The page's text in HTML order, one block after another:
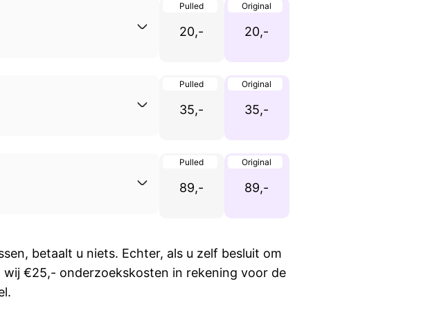
Pulled
20,-
Original
20,-
Pulled
35,-
Original
35,-
Pulled
89,-
Original
89,-
betaalt u niets. Echter, als u zelf besluit om
€25,- onderzoekskosten in rekening voor de